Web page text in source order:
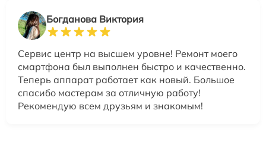
Богданова Виктория
Сервис центр на высшем уровне! Ремонт моего
смартфона был выполнен быстро и качественно.
Теперь аппарат работает как новый. Большое
спасибо мастерам за отличную работу!
Рекомендую всем друзьям и знакомым!